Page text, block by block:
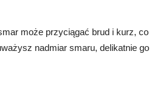
może przyciągać brud i kurz, co
nadmiar smaru, delikatnie go